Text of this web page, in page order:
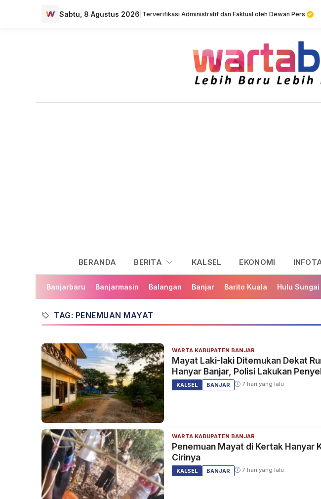
Sabtu, 8 Agustus 2026 Terverifikasi Administratif dan Faktual oleh Dewan Pers
BERANDA BERITA KALSEL EKONOMI
Banjarbaru Banjarmasin Balangan Banjar Barito Kuala Hulu
TAG: PENEMUAN MAYAT
WARTA KABUPATEN BANJAR
Mayat Laki-laki Ditemukan Dekat
Hanyar Banjar, Polisi Lakukan
KALSEL BANJAR 7 hari yang lalu
WARTA KABUPATEN BANJAR
Penemuan Mayat di Kertak Hanyar
Cirinya
KALSEL BANJAR 7 hari yang lalu